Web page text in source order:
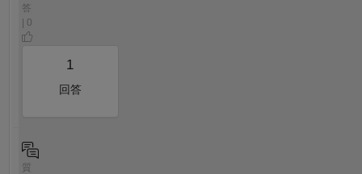
答
| 0
1
回答
質